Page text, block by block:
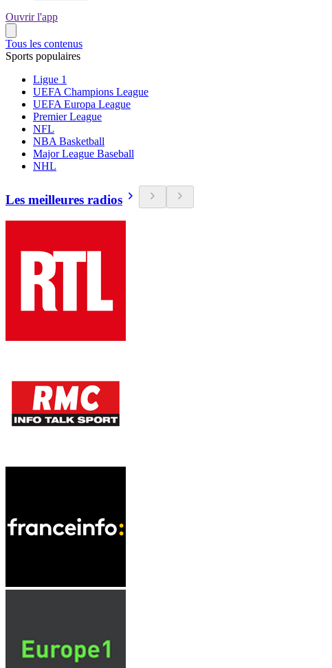
Ouvrir l'app
Tous les contenus
Sports populaires
Ligue 1
UEFA Champions League
UEFA Europa League
Premier League
NFL
NBA Basketball
Major League Baseball
NHL
Les meilleures radios